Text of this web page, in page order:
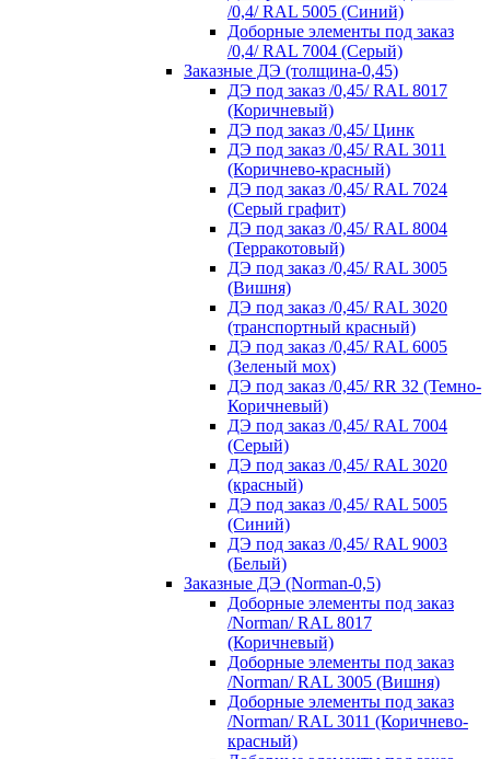
/0,4/ RAL 5005 (Синий)
Доборные элементы под заказ
/0,4/ RAL 7004 (Серый)
Заказные ДЭ (толщина-0,45)
ДЭ под заказ /0,45/ RAL 8017
(Коричневый)
ДЭ под заказ /0,45/ Цинк
ДЭ под заказ /0,45/ RAL 3011
(Коричнево-красный)
ДЭ под заказ /0,45/ RAL 7024
(Серый графит)
ДЭ под заказ /0,45/ RAL 8004
(Терракотовый)
ДЭ под заказ /0,45/ RAL 3005
(Вишня)
ДЭ под заказ /0,45/ RAL 3020
(транспортный красный)
ДЭ под заказ /0,45/ RAL 6005
(Зеленый мох)
ДЭ под заказ /0,45/ RR 32 (Темно-
Коричневый)
ДЭ под заказ /0,45/ RAL 7004
(Серый)
ДЭ под заказ /0,45/ RAL 3020
(красный)
ДЭ под заказ /0,45/ RAL 5005
(Синий)
ДЭ под заказ /0,45/ RAL 9003
(Белый)
Заказные ДЭ (Norman-0,5)
Доборные элементы под заказ
/Norman/ RAL 8017
(Коричневый)
Доборные элементы под заказ
/Norman/ RAL 3005 (Вишня)
Доборные элементы под заказ
/Norman/ RAL 3011 (Коричнево-
красный)